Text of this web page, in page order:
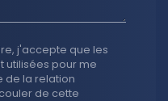
j'accepte que les
utilisées pour me
de la relation
de cette